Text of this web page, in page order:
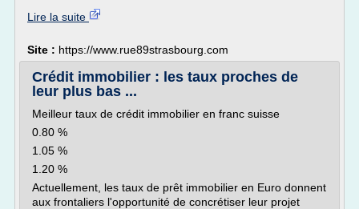
Lire la suite
Site : https://www.rue89strasbourg.com
Crédit immobilier : les taux proches de
leur plus bas ...
Meilleur taux de crédit immobilier en franc suisse
0.80 %
1.05 %
1.20 %
Actuellement, les taux de prêt immobilier en Euro donnent
aux frontaliers l'opportunité de concrétiser leur projet